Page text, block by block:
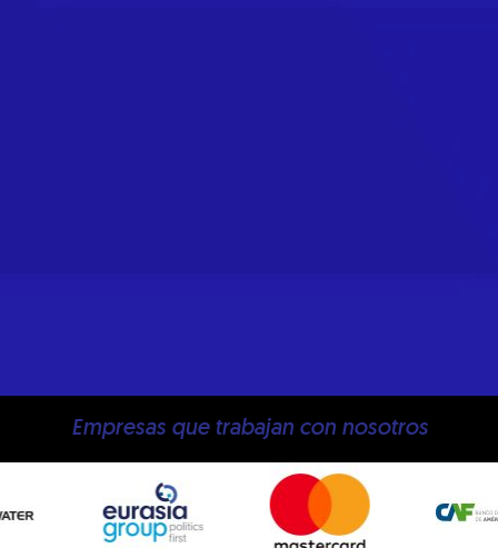
Empresas que trabajan con nosotros